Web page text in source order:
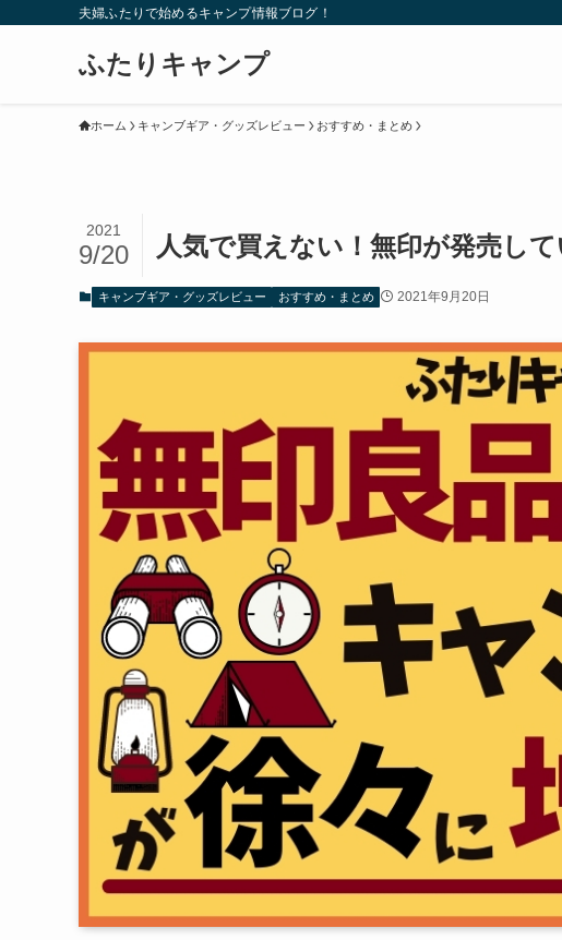
夫婦ふたりで始めるキャンプ情報ブログ！
ふたりキャンプ
ホーム キャンブギア・グッズレビュー おすすめ・まとめ
人気で買えない！無印が発売し
2021
9/20
キャンブギア・グッズレビュー おすすめ・まとめ 2021年9月20日